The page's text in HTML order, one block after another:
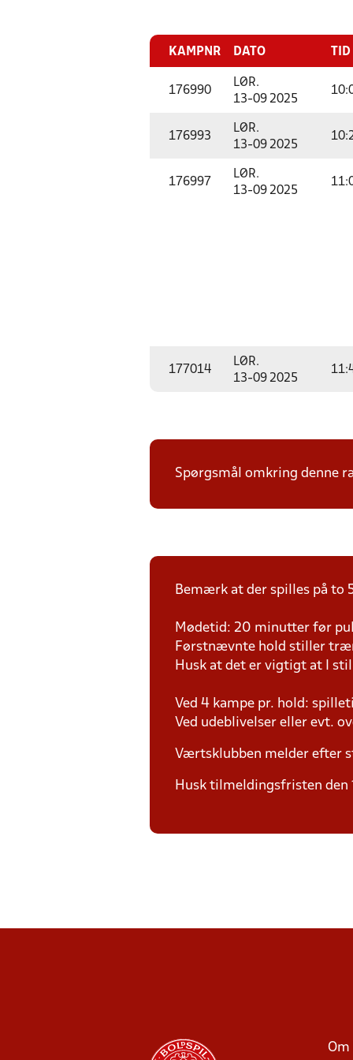
KAMPNR DATO TID
176990
LØR.
13-09 2025
176993
LØR.
13-09 2025
176997
LØR.
13-09 2025
177014
LØR.
13-09 2025
Spørgsmål omkring denne
Bemærk at der spilles på to
Mødetid: 20 minutter før
Førstnævnte hold stiller
Husk at det er vigtigt at I
Ved 4 kampe pr. hold:
Ved udeblivelser eller evt.
Værtsklubben melder efter
Husk tilmeldingsfristen den
Om